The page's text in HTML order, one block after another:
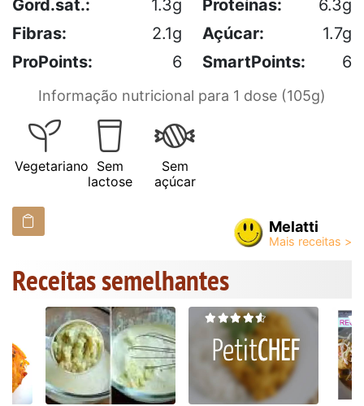
Gord.sat.:
1.3g Proteínas:
6.3g
Fibras:
2.1g Açúcar:
1.7g
ProPoints:
6 SmartPoints: 6
Informação nutricional para 1 dose (105g)
Vegetariano Sem
lactose
Sem
açúcar
Melatti
Receitas semelhantes